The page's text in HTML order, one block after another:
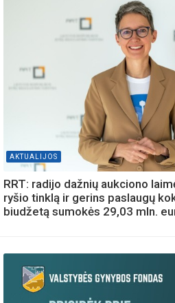
AKTUALIJOS
RRT: radijo dažnių aukciono
ryšio tinklą ir gerins paslaugų
biudžetą sumokės 29,03 mln.